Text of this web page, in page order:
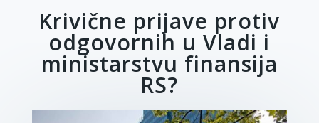
Krivične prijave protiv
odgovornih u Vladi i
ministarstvu finansija
RS?